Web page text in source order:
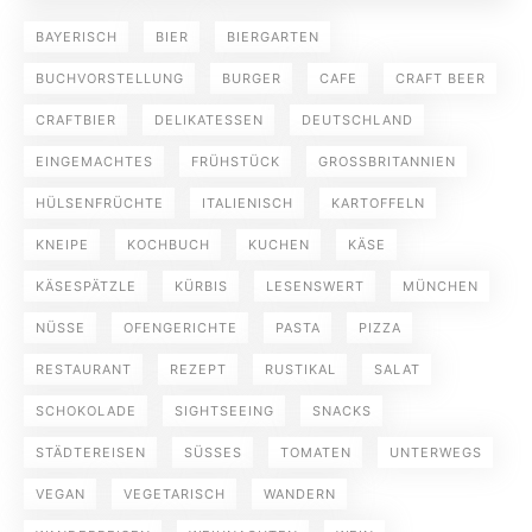
BAYERISCH BIER BIERGARTEN
BUCHVORSTELLUNG BURGER CAFE CRAFT BEER
CRAFTBIER DELIKATESSEN DEUTSCHLAND
EINGEMACHTES FRÜHSTÜCK GROSSBRITANNIEN
HÜLSENFRÜCHTE ITALIENISCH KARTOFFELN
KNEIPE KOCHBUCH KUCHEN KÄSE
KÄSESPÄTZLE KÜRBIS LESENSWERT MÜNCHEN
NÜSSE OFENGERICHTE PASTA PIZZA
RESTAURANT REZEPT RUSTIKAL SALAT
SCHOKOLADE SIGHTSEEING SNACKS
STÄDTEREISEN SÜSSES TOMATEN UNTERWEGS
VEGAN VEGETARISCH WANDERN